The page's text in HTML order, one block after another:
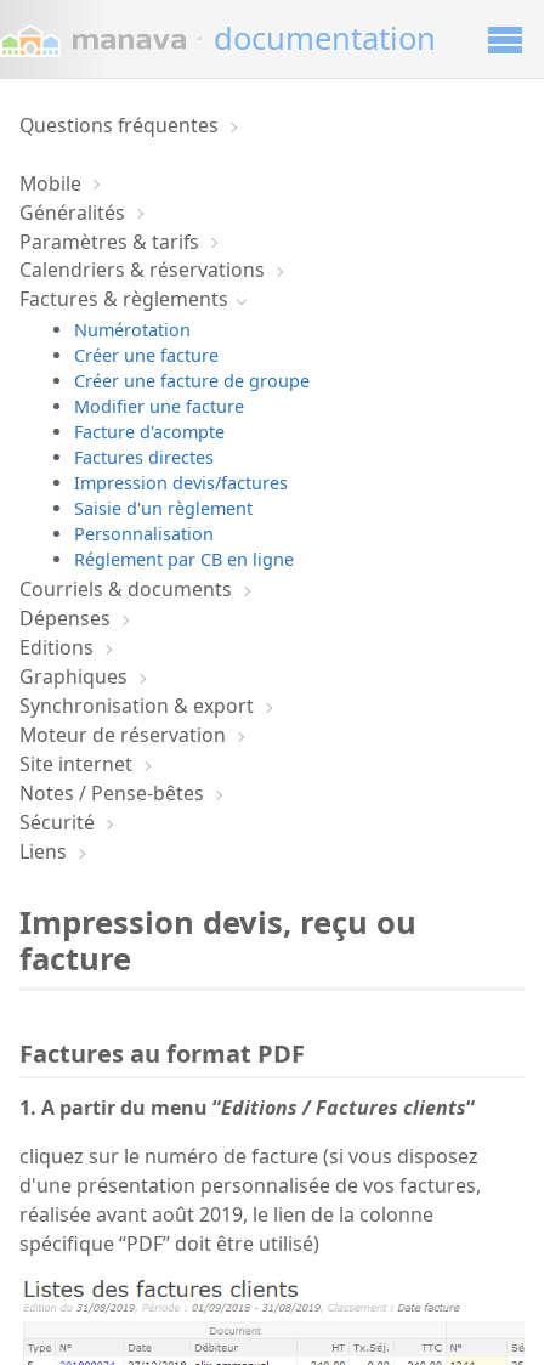
· documentation
Questions fréquentes
Mobile
Généralités
Paramètres & tarifs
Calendriers & réservations
Factures & règlements
Numérotation
Créer une facture
Créer une facture de groupe
Modifier une facture
Facture d'acompte
Factures directes
Impression devis/factures
Saisie d'un règlement
Personnalisation
Réglement par CB en ligne
Courriels & documents
Dépenses
Editions
Graphiques
Synchronisation & export
Moteur de réservation
Site internet
Notes / Pense-bêtes
Sécurité
Liens
Impression devis, reçu ou
facture
Factures au format PDF
1. A partir du menu “Editions / Factures clients“
cliquez sur le numéro de facture (si vous disposez
d'une présentation personnalisée de vos factures,
réalisée avant août 2019, le lien de la colonne
spécifique “PDF” doit être utilisé)